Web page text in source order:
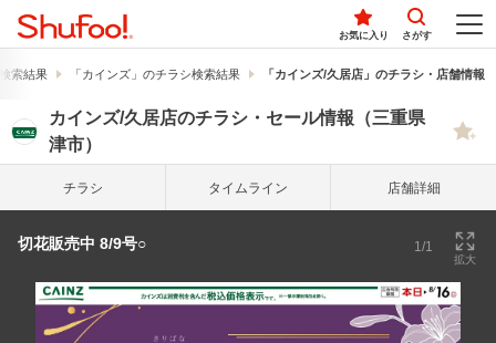
お気に入り さがす
索結果 「カインズ」のチラシ検索結果 「カインズ/久居店」のチラシ・店舗情報
カインズ/久居店のチラシ・セール情報（三重県
津市）
チラシ タイム ライン 店舗詳細
切花販売中 8/9号○ 1/1
拡大